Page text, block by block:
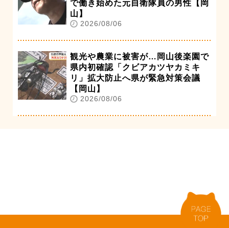
で働き始めた元自衛隊員の男性【岡
山】
2026/08/06
観光や農業に被害が…岡山後楽園で
県内初確認「クビアカツヤカミキ
リ」拡大防止へ県が緊急対策会議
【岡山】
2026/08/06